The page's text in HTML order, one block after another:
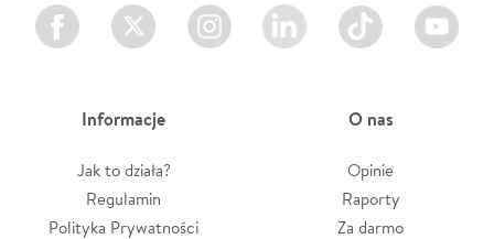
Facebook Twitter Instagram LinkedIn TikTok Youtube
Informacje
Jak to działa?
Regulamin
Polityka Prywatności
O nas
Opinie
Raporty
Za darmo